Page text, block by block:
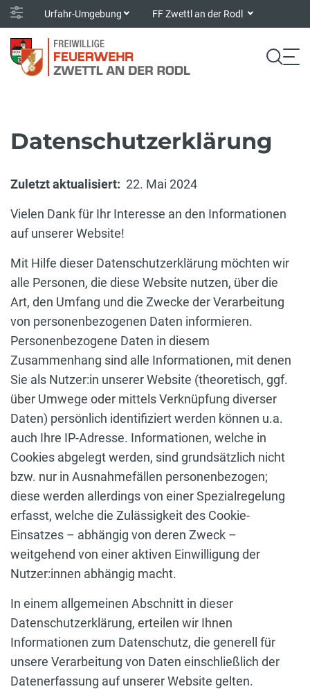
Urfahr-Umgebung FF Zwettl an der Rodl
Datenschutzerklärung
Zuletzt aktualisiert: 22. Mai 2024
Vielen Dank für Ihr Interesse an den Informationen
auf unserer Website!
Mit Hilfe dieser Datenschutzerklärung möchten wir
alle Personen, die diese Website nutzen, über die
Art, den Umfang und die Zwecke der Verarbeitung
von personenbezogenen Daten informieren.
Personenbezogene Daten in diesem
Zusammenhang sind alle Informationen, mit denen
Sie als Nutzer:in unserer Website (theoretisch, ggf.
über Umwege oder mittels Verknüpfung diverser
Daten) persönlich identifiziert werden können u.a.
auch Ihre IP-Adresse. Informationen, welche in
Cookies abgelegt werden, sind grundsätzlich nicht
bzw. nur in Ausnahmefällen personenbezogen;
diese werden allerdings von einer Spezialregelung
erfasst, welche die Zulässigkeit des Cookie-
Einsatzes – abhängig von deren Zweck –
weitgehend von einer aktiven Einwilligung der
Nutzer:innen abhängig macht.
In einem allgemeinen Abschnitt in dieser
Datenschutzerklärung, erteilen wir Ihnen
Informationen zum Datenschutz, die generell für
unsere Verarbeitung von Daten einschließlich der
Datenerfassung auf unserer Website gelten.